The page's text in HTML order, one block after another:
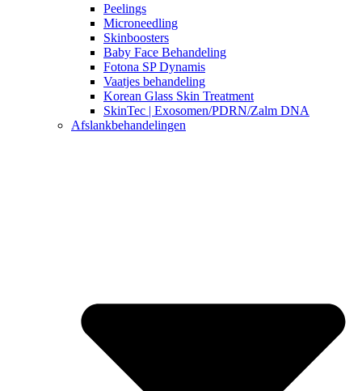
Peelings
Microneedling
Skinboosters
Baby Face Behandeling
Fotona SP Dynamis
Vaatjes behandeling
Korean Glass Skin Treatment
SkinTec | Exosomen/PDRN/Zalm DNA
Afslankbehandelingen